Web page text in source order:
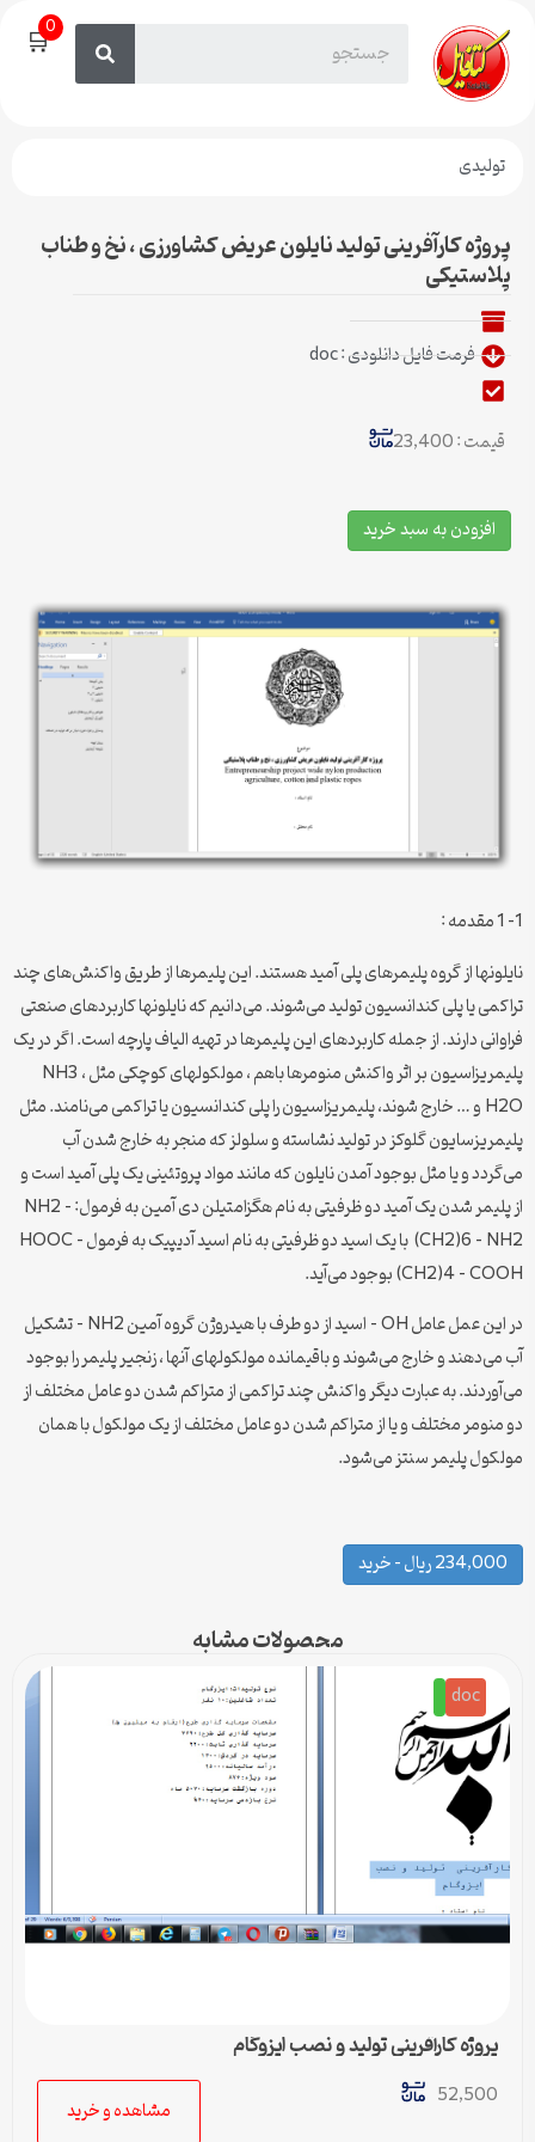
🛒0
تولیدی
پروژه کارآفرینی تولید نایلون عریض کشاورزی ، نخ و طناب
پلاستیکی
فرمت فایل دانلودی : doc
قیمت : 23,400
افزودن به سبد خرید
1- 1 مقدمه :
نایلونها از گروه پلیمرهای پلی آمید هستند. این پلیمرها از طریق واکنش‌های چند
تراکمی یا پلی کندانسیون تولید می‌شوند. می‌دانیم که نایلونها کاربردهای صنعتی
فراوانی دارند. از جمله کاربردهای این پلیمرها در تهیه الیاف پارچه است. اگر در یک
پلیمریزاسیون بر اثر واکنش منومرها باهم ، مولکولهای کوچکی مثل NH3 ،
H2O و … خارج شوند، پلیمریزاسیون را پلی کندانسیون یا تراکمی می‌نامند. مثل
پلیمریزسایون گلوکز در تولید نشاسته و سلولز که منجر به خارج شدن آب
می‌گردد و یا مثل بوجود آمدن نایلون که مانند مواد پروتئینی یک پلی آمید است و
از پلیمر شدن یک آمید دو ظرفیتی به نام هگزامتیلن دی آمین به فرمول: NH2 –
(CH2)6 – NH2 با یک اسید دو ظرفیتی به نام اسید آدیپیک به فرمول HOOC –
(CH2)4 – COOH بوجود می‌آید.
در این عمل عامل OH – اسید از دو طرف با هیدروژن گروه آمین NH2 – تشکیل
آب می‌دهند و خارج می‌شوند و باقیمانده مولکولهای آنها ، زنجیر پلیمر را بوجود
می‌آوردند. به عبارت دیگر واکنش چند تراکمی از متراکم شدن دو عامل مختلف از
دو منومر مختلف و یا از متراکم شدن دو عامل مختلف از یک مولکول با همان
مولکول پلیمر سنتز می‌شود.
234,000 ریال – خرید
محصولات مشابه
doc
پروژه کارآفرینی تولید و نصب ایزوگام
52,500
مشاهده و خرید